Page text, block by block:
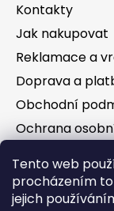
Tento web
procházením
jejich
Kontakty
Jak nakupovat
Reklamace a
Doprava a
Obchodní
Ochrana
Facebook